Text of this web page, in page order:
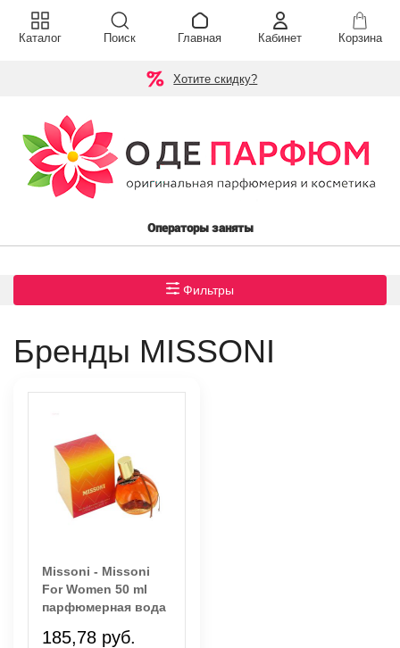
Хотите скидку?
Операторы заняты
Фильтры
Бренды MISSONI
Missoni - Missoni
For Women 50 ml
парфюмерная вода
185,78 руб.
Каталог Поиск Главная Кабинет Корзина